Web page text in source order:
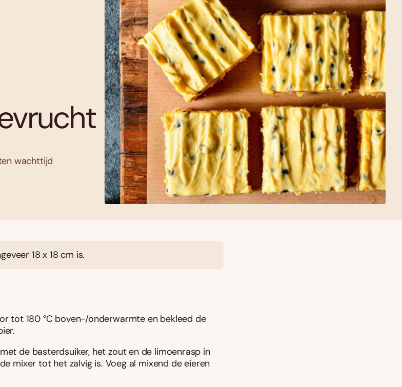
wachttijd
18 x 18 cm is.
tot 180 °C boven-/onderwarmte en bekleed de
de basterdsuiker, het zout en de limoenrasp in
mixer tot het zalvig is. Voeg al mixend de eieren